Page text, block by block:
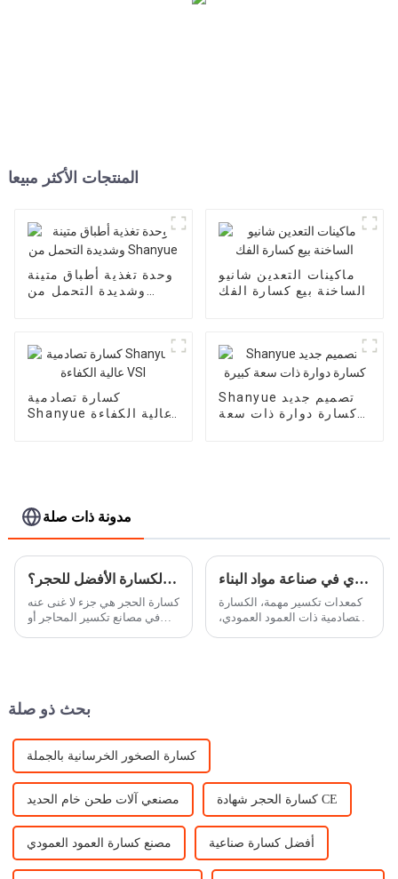
المنتجات الأكثر مبيعا
وحدة تغذية أطباق متينة
وشديدة التحمل من
ماكينات التعدين شانيو
الساخنة بيع كسارة الفك
كسارة تصادمية
Shanyue عالية الكفاءة
Shanyue تصميم جديد
كسارة دوارة ذات سعة
مدونة ذات صلة
ما هي الكسارة الأفضل للحجر؟
كسارة الحجر هي جزء لا غنى عنه
في مصانع تكسير المحاجر أو
تطبيقات الكسارة الصدمية ذات العمود العمودي في صناعة مواد البناء
كمعدات تكسير مهمة، الكسارة
التصادمية ذات العمود العمودي،
بحث ذو صلة
كسارة الصخور الخرسانية بالجملة
مصنعي آلات طحن خام الحديد كسارة الحجر شهادة CE
مصنع كسارة العمود العمودي أفضل كسارة صناعية